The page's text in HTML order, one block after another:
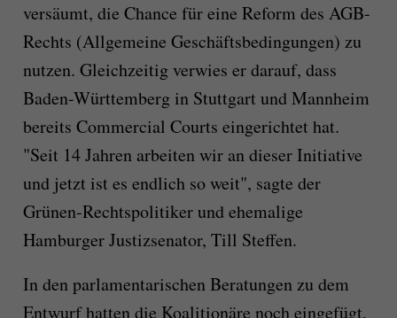
versäumt, die Chance für eine Reform des AGB-
Rechts (Allgemeine Geschäftsbedingungen) zu
nutzen. Gleichzeitig verwies er darauf, dass
Baden-Württemberg in Stuttgart und Mannheim
bereits Commercial Courts eingerichtet hat.
"Seit 14 Jahren arbeiten wir an dieser Initiative
und jetzt ist es endlich so weit", sagte der
Grünen-Rechtspolitiker und ehemalige
Hamburger Justizsenator, Till Steffen.
In den parlamentarischen Beratungen zu dem
Entwurf hatten die Koalitionäre noch eingefügt,